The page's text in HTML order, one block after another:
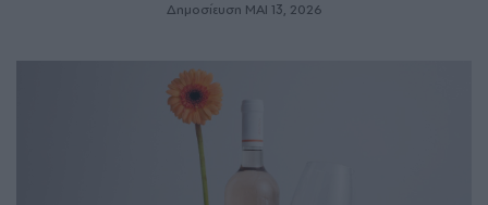
Δημοσίευση ΜΑΙ 13, 2026